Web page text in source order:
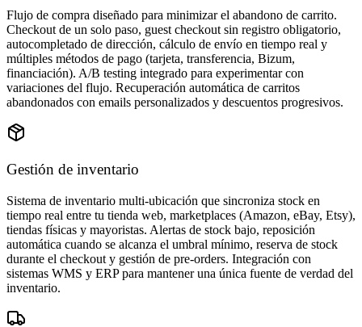
Flujo de compra diseñado para minimizar el abandono de carrito.
Checkout de un solo paso, guest checkout sin registro obligatorio,
autocompletado de dirección, cálculo de envío en tiempo real y
múltiples métodos de pago (tarjeta, transferencia, Bizum,
financiación). A/B testing integrado para experimentar con
variaciones del flujo. Recuperación automática de carritos
abandonados con emails personalizados y descuentos progresivos.
Gestión de inventario
Sistema de inventario multi-ubicación que sincroniza stock en
tiempo real entre tu tienda web, marketplaces (Amazon, eBay, Etsy),
tiendas físicas y mayoristas. Alertas de stock bajo, reposición
automática cuando se alcanza el umbral mínimo, reserva de stock
durante el checkout y gestión de pre-orders. Integración con
sistemas WMS y ERP para mantener una única fuente de verdad del
inventario.